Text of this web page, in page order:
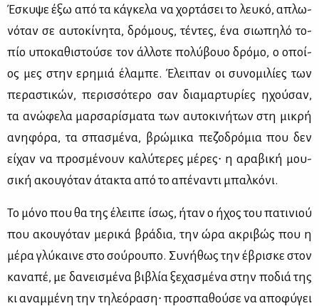
Έσκυ­ψε έξω από τα κά­γκε­λα να χορ­τά­σει το λευ­κό, απλω­
νό­ταν σε αυ­το­κί­νη­τα, δρό­μους, τέ­ντες, ένα σιω­πη­λό το­
πίο υπο­κα­θι­στού­σε τον άλ­λο­τε πο­λύ­βουο δρό­μο, ο οποί­
ος μες στην ερη­μιά έλα­μπε. Έλει­παν οι συ­νο­μι­λί­ες των
πε­ρα­στι­κών, πε­ρισ­σό­τε­ρο σαν δια­μαρ­τυ­ρί­ες ηχού­σαν,
τα ανώ­φε­λα μαρ­σα­ρί­σμα­τα των αυ­το­κι­νή­των στη μι­κρή
ανη­φό­ρα, τα σπα­σμέ­να, βρώ­μι­κα πε­ζο­δρό­μια που δεν
εί­χαν να προ­σμέ­νουν κα­λύ­τε­ρες μέ­ρες∙ η αρα­βι­κή μου­
σι­κή ακου­γό­ταν άτα­κτα από το απέ­να­ντι μπαλ­κό­νι.
Το μό­νο που θα της έλει­πε ίσως, ήταν ο ήχος του πα­τι­νιού
που ακου­γό­ταν με­ρι­κά βρά­δια, την ώρα ακρι­βώς που η
μέ­ρα γλύ­και­νε στο σού­ρου­πο. Συ­νή­θως την έβρι­σκε στον
κα­να­πέ, με δα­νει­σμέ­να βι­βλία ξε­χα­σμέ­να στην πο­διά της
κι αναμ­μέ­νη την τη­λε­ό­ρα­ση∙ προ­σπα­θού­σε να απο­φύ­γει